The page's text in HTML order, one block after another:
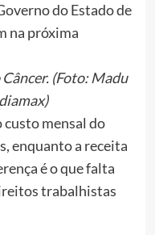
(Foto: Madu
mensal do
enquanto a receita
é o que falta
trabalhistas